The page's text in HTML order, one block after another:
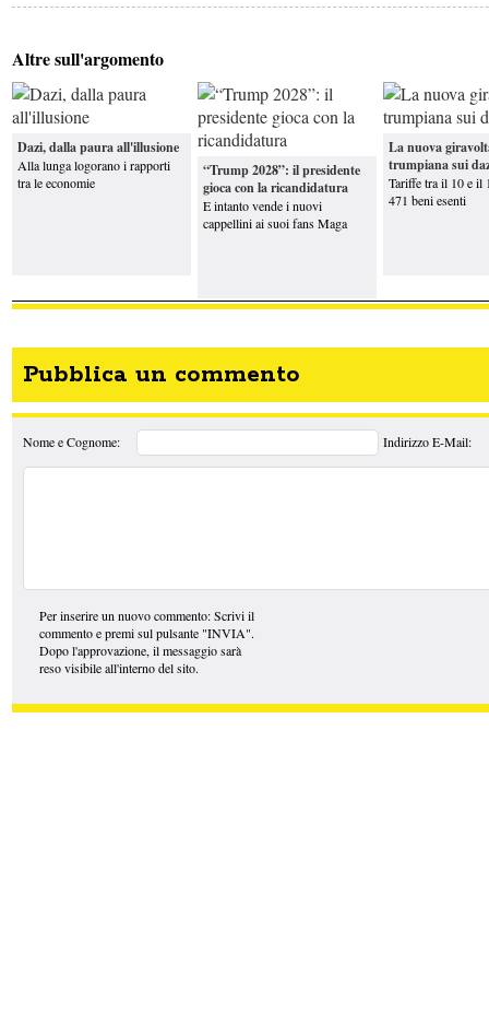
Altre sull'argomento
Dazi, dalla paura all'illusione
Alla lunga logorano i rapporti
tra le economie
“Trump 2028”: il presidente
gioca con la ricandidatura
E intanto vende i nuovi
cappellini ai suoi fans Maga
La nuova
trumpiana sui
Tariffe tra il 10 e il
471 beni esenti
Pubblica un commento
Nome e Cognome: Indirizzo E-Mail:
Per inserire un nuovo commento: Scrivi il
commento e premi sul pulsante "INVIA".
Dopo l'approvazione, il messaggio sarà
reso visibile all'interno del sito.